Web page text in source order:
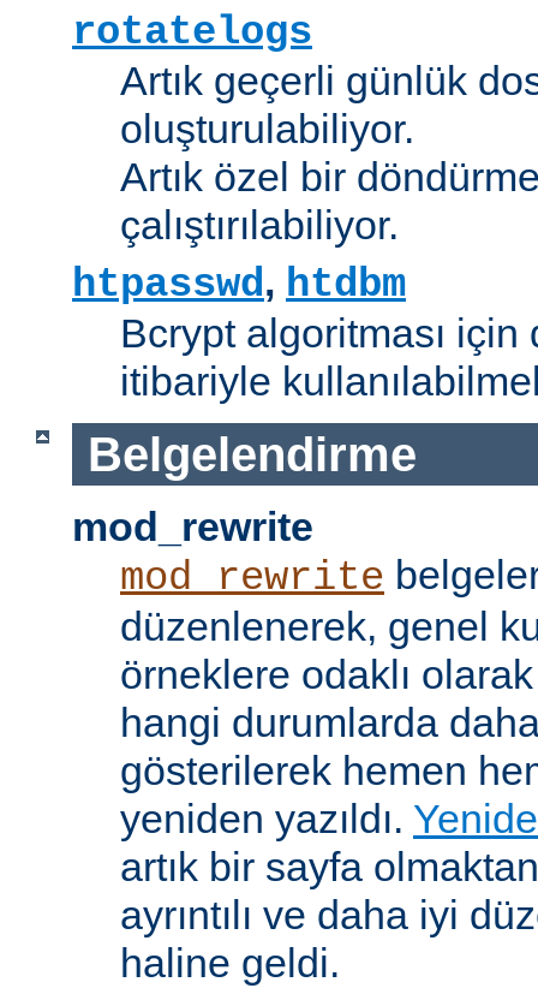
rotatelogs
Artık geçerli günlük
oluşturulabiliyor.
Artık özel bir
çalıştırılabiliyor.
htpasswd, htdbm
Bcrypt algoritması için
itibariyle
Belgelendirme
mod_rewrite
mod_rewrite
düzenlenerek, genel
örneklere odaklı
hangi durumlarda
gösterilerek hemen
yeniden yazıldı.
artık bir sayfa
ayrıntılı ve daha iyi
haline geldi.